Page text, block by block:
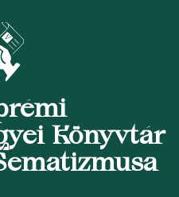
Könyvtár